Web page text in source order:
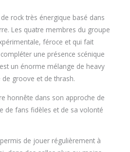
rock très énergique basé dans
Les quatre membres du groupe
féroce et qui fait
une présence scénique
un énorme mélange de heavy
de groove et de thrash.
honnête dans son approche de
de fans fidèles et de sa volonté
de jouer régulièrement à